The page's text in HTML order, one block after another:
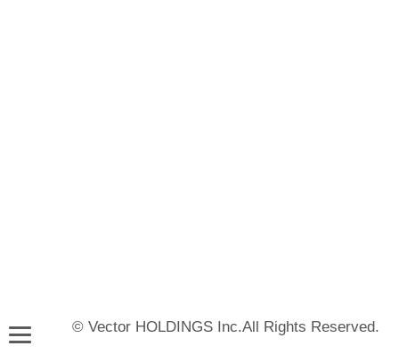
© Vector HOLDINGS Inc.All Rights Reserved.